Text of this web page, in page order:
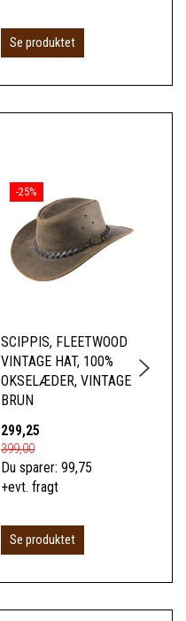
Se produktet
-25%
SCIPPIS, FLEETWOOD
VINTAGE HAT, 100%
OKSELÆDER, VINTAGE
BRUN
299,25
399,00
Du sparer: 99,75
+evt. fragt
Se produktet